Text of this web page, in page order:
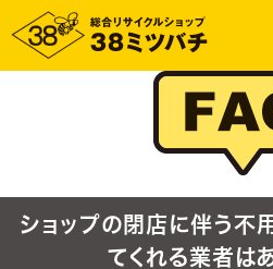
ショップの閉店に伴う不
てくれる業者は